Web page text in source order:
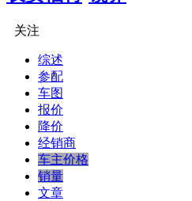
关注
综述
参配
车图
报价
降价
经销商
车主价格
销量
文章